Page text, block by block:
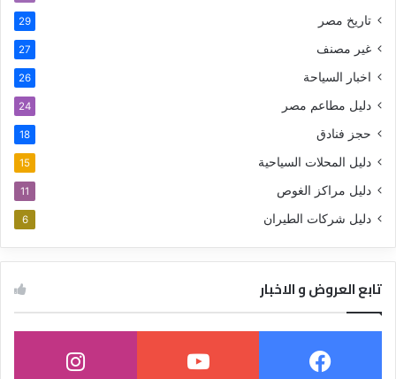
تاريخ مصر 29
غير مصنف 27
اخبار السياحة 26
دليل مطاعم مصر 24
حجز فنادق 18
دليل المحلات السياحية 15
دليل مراكز الغوص 11
دليل شركات الطيران 6
تابع العروض و الاخبار